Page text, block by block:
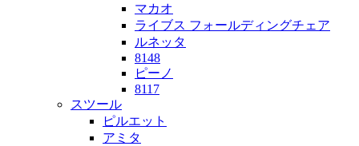
マカオ
ライブス フォールディングチェア
ルネッタ
8148
ピーノ
8117
スツール
ピルエット
アミタ